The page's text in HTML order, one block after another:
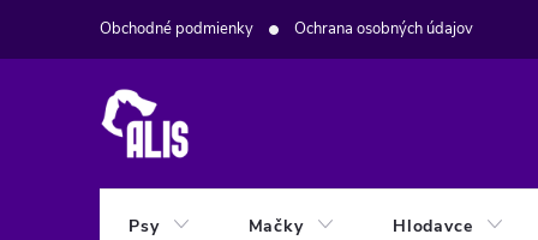
Obchodné podmienky Ochrana osobných údajov
Psy Mačky Hlodavce